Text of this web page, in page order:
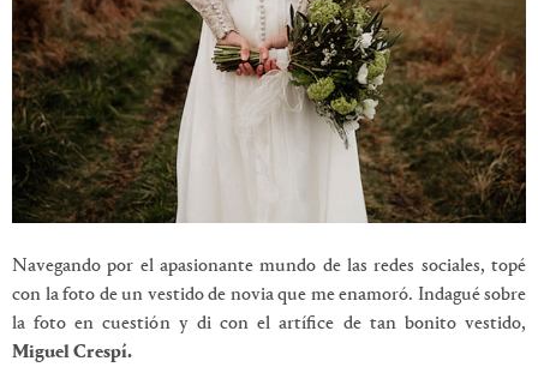
Navegando por el apasionante mundo de las redes sociales, topé
con la foto de un vestido de novia que me enamoró. Indagué sobre
la foto en cuestión y di con el artífice de tan bonito vestido,
Miguel Crespí.